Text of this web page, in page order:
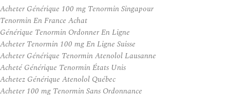
Acheter Générique 100 mg Tenormin Singapour
Tenormin En France Achat
Générique Tenormin Ordonner En Ligne
Acheter Tenormin 100 mg En Ligne Suisse
Acheter Générique Tenormin Atenolol Lausanne
Acheté Générique Tenormin États Unis
Achetez Générique Atenolol Québec
Acheter 100 mg Tenormin Sans Ordonnance